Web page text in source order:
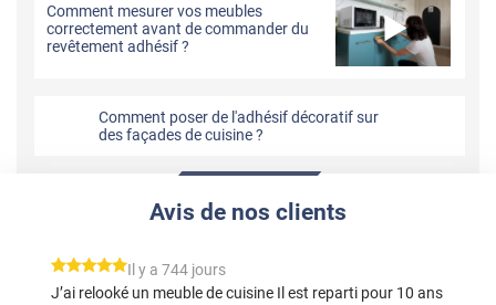
Comment mesurer vos meubles
correctement avant de commander du
revêtement adhésif ?
Comment poser de l'adhésif décoratif sur
des façades de cuisine ?
Avis de nos clients
*****
Il y a 744 jours
J’ai relooké un meuble de cuisine Il est reparti pour 10 ans